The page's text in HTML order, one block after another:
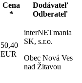
Cena
*
Dodávateľ
Odberateľ
50,40
EUR
interNETmania
SK, s.r.o.
Obec Nová Ves
nad Žitavou